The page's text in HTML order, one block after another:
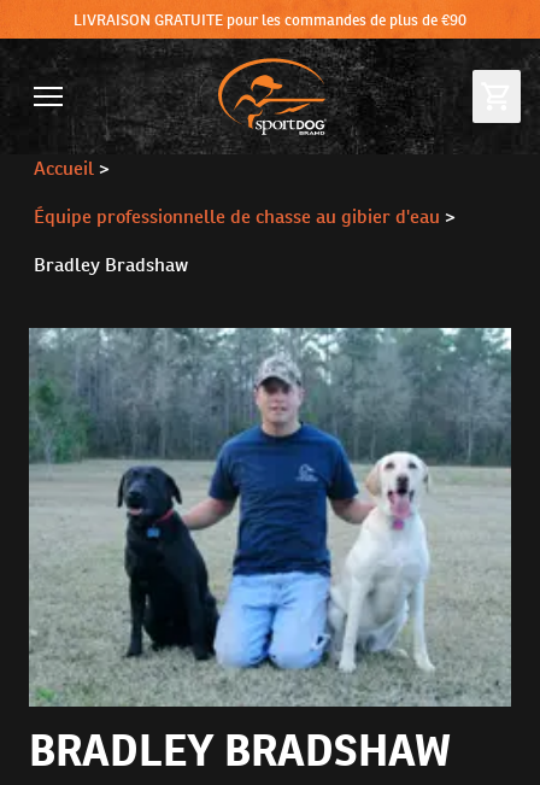
LIVRAISON GRATUITE pour les commandes de plus de €90
Accueil >
Équipe professionnelle de chasse au gibier d'eau >
Bradley Bradshaw
BRADLEY BRADSHAW